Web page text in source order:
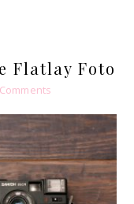
Flatlay Foto